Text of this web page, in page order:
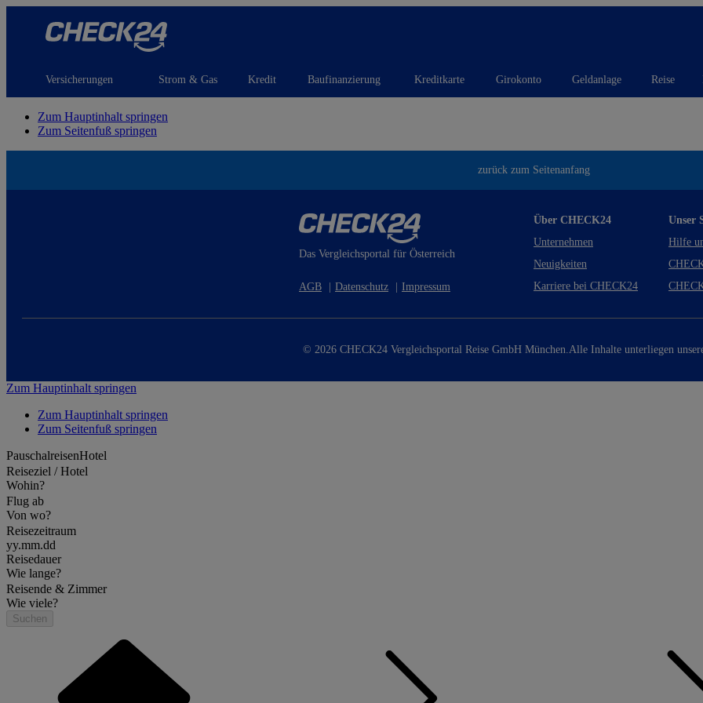
Versicherungen Strom & Gas Kredit Baufinanzierung Kreditkarte Girokonto Geldanlage Reise
Zum Hauptinhalt springen
Zum Seitenfuß springen
zurück zum Seitenanfang
Das Vergleichsportal für Österreich
AGB Datenschutz Impressum
Über CHECK24
Unternehmen
Neuigkeiten
Karriere bei CHECK24
Unser
Hilfe
© 2026 CHECK24 Vergleichsportal Reise GmbH München.Alle Inhalte unterliegen
Zum Hauptinhalt springen
Zum Hauptinhalt springen
Zum Seitenfuß springen
PauschalreisenHotel
Reiseziel / Hotel
Wohin?
Flug ab
Von wo?
Reisezeitraum
yy.mm.dd
Reisedauer
Wie lange?
Reisende & Zimmer
Wie viele?
Suchen